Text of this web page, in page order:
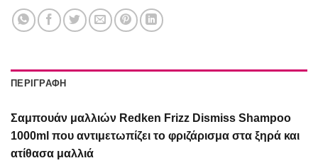
ΠΕΡΙΓΡΑΦΉ
Σαμπουάν μαλλιών Redken Frizz Dismiss Shampoo
1000ml που αντιμετωπίζει το φριζάρισμα στα ξηρά και
ατίθασα μαλλιά